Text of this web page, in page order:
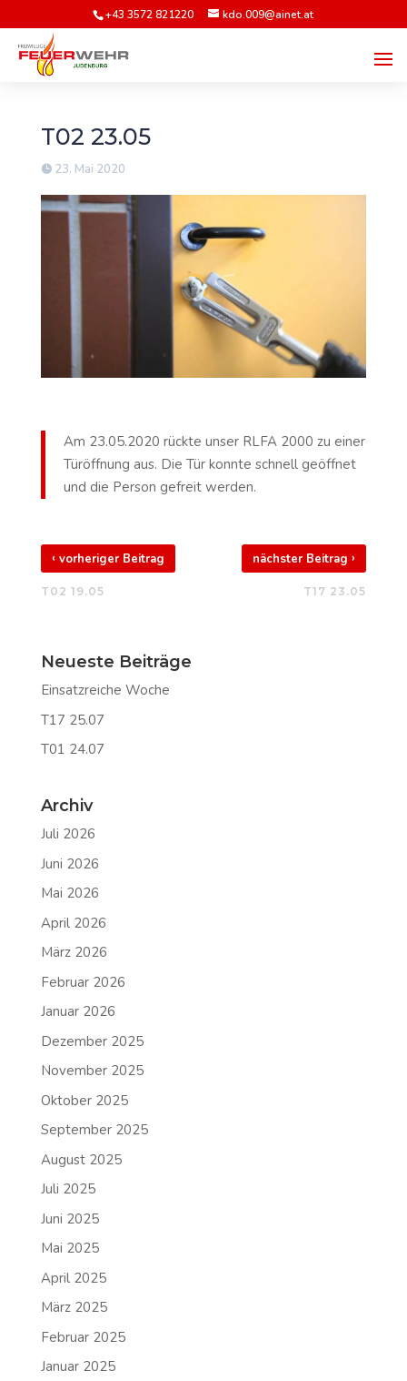
+43 3572 821220 kdo.009@ainet.at
T02 23.05
23. Mai 2020
Am 23.05.2020 rückte unser RLFA 2000 zu einer
Türöffnung aus. Die Tür konnte schnell geöffnet
und die Person gefreit werden.
‹ vorheriger Beitrag
T02 19.05
nächster Beitrag›
T17 23.05
Neueste Beiträge
Einsatzreiche Woche
T17 25.07
T01 24.07
Archiv
Juli 2026
Juni 2026
Mai 2026
April 2026
März 2026
Februar 2026
Januar 2026
Dezember 2025
November 2025
Oktober 2025
September 2025
August 2025
Juli 2025
Juni 2025
Mai 2025
April 2025
März 2025
Februar 2025
Januar 2025